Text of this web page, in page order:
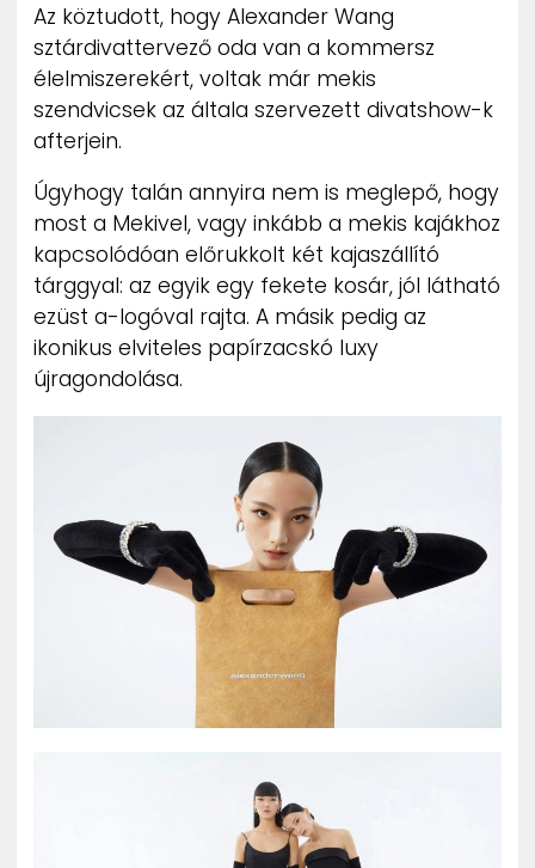
Az köztudott, hogy Alexander Wang
sztárdivattervező oda van a kommersz
élelmiszerekért, voltak már mekis
szendvicsek az általa szervezett divatshow-k
afterjein.
Úgyhogy talán annyira nem is meglepő, hogy
most a Mekivel, vagy inkább a mekis kajákhoz
kapcsolódóan előrukkolt két kajaszállító
tárggyal: az egyik egy fekete kosár, jól látható
ezüst a-logóval rajta. A másik pedig az
ikonikus elviteles papírzacskó luxy
újragondolása.